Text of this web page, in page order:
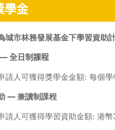
學金
城市林務發展基金下學習資助
全日制課程
請人可獲得獎學金金額: 每個
— 兼讀制課程
請人可獲得學習資助金額: 港